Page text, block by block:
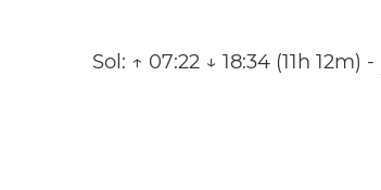
Sol: ↑ 07:22 ↓ 18:34 (11h 12m) -